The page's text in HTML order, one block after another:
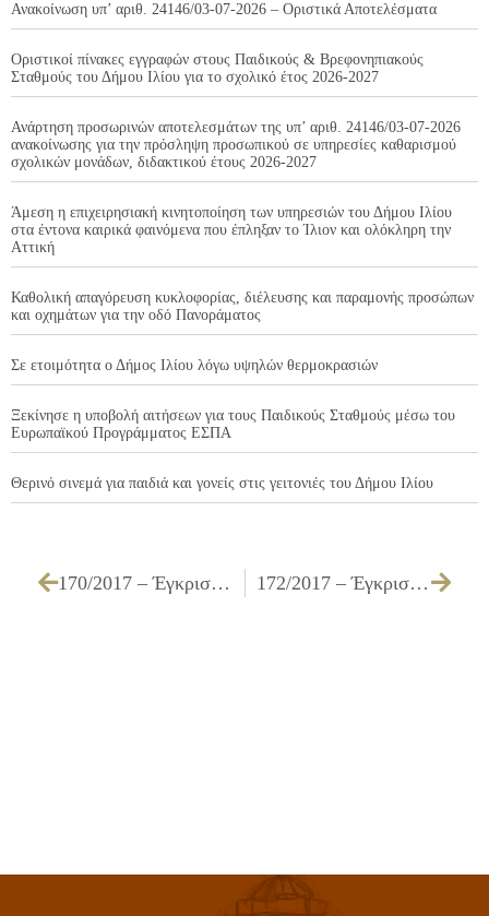
Ανακοίνωση υπ’ αριθ. 24146/03-07-2026 – Οριστικά Αποτελέσματα
Οριστικοί πίνακες εγγραφών στους Παιδικούς & Βρεφονηπιακούς
Σταθμούς του Δήμου Ιλίου για το σχολικό έτος 2026-2027
Ανάρτηση προσωρινών αποτελεσμάτων της υπ’ αριθ. 24146/03-07-2026
ανακοίνωσης για την πρόσληψη προσωπικού σε υπηρεσίες καθαρισμού
σχολικών μονάδων, διδακτικού έτους 2026-2027
Άμεση η επιχειρησιακή κινητοποίηση των υπηρεσιών του Δήμου Ιλίου
στα έντονα καιρικά φαινόμενα που έπληξαν το Ίλιον και ολόκληρη την
Αττική
Καθολική απαγόρευση κυκλοφορίας, διέλευσης και παραμονής προσώπων
και οχημάτων για την οδό Πανοράματος
Σε ετοιμότητα ο Δήμος Ιλίου λόγω υψηλών θερμοκρασιών
Ξεκίνησε η υποβολή αιτήσεων για τους Παιδικούς Σταθμούς μέσω του
Ευρωπαϊκού Προγράμματος ΕΣΠΑ
Θερινό σινεμά για παιδιά και γονείς στις γειτονιές του Δήμου Ιλίου
170/2017 – Έγκριση πίστωσης για την εντομοκτονία σε οικία απόρου προστατευομένου της Κοινωνικής Υπηρεσίας του Δήμου Ιλίου 172/2017 – Έγκριση πρακτικού δικαιολογητικών κατακύρωσης της επιτροπής διενέργειας και κατακύρωση του ανοιχτού ηλεκτρονικού διαγωνισμού για την υπηρεσία «Μεταφορά μελών Κ.Α.Π.Η., αθλούμενων σε αθλητικές δραστηριότητες και μελών πολιτιστικών δραστηριοτήτων για το έτος 2017»